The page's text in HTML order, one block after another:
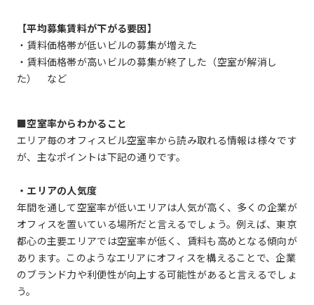
【平均募集賃料が下がる要因】
・賃料価格帯が低いビルの募集が増えた
・賃料価格帯が高いビルの募集が終了した（空室が解消し
た） など
■空室率からわかること
エリア毎のオフィスビル空室率から読み取れる情報は様々です
が、主なポイントは下記の通りです。
・エリアの人気度
年間を通して空室率が低いエリアは人気が高く、多くの企業が
オフィスを置いている場所だと言えるでしょう。例えば、東京
都心の主要エリアでは空室率が低く、賃料も高めとなる傾向が
あります。このようなエリアにオフィスを構えることで、企業
のブランド力や利便性が向上する可能性があると言えるでしょ
う。